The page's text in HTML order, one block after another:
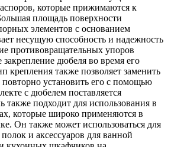
которые прижимаются к
площадь поверхности
элементов с основанием
несущую способность и надежность
противовращательных упоров
закрепление дюбеля во время его
крепления также позволяет заменить
установить его с помощью
с дюбелем поставляется
подходит для использования в
которые широко применяются в
Он также может использоваться для
и аксессуаров для ванной